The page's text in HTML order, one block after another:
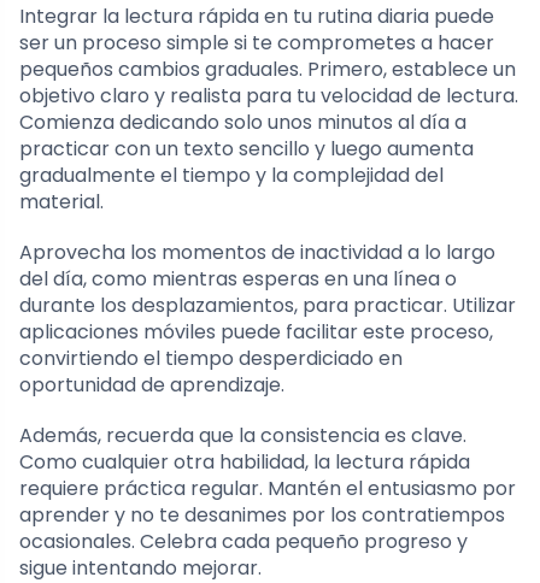
Integrar la lectura rápida en tu rutina diaria puede
ser un proceso simple si te comprometes a hacer
pequeños cambios graduales. Primero, establece un
objetivo claro y realista para tu velocidad de lectura.
Comienza dedicando solo unos minutos al día a
practicar con un texto sencillo y luego aumenta
gradualmente el tiempo y la complejidad del
material.
Aprovecha los momentos de inactividad a lo largo
del día, como mientras esperas en una línea o
durante los desplazamientos, para practicar. Utilizar
aplicaciones móviles puede facilitar este proceso,
convirtiendo el tiempo desperdiciado en
oportunidad de aprendizaje.
Además, recuerda que la consistencia es clave.
Como cualquier otra habilidad, la lectura rápida
requiere práctica regular. Mantén el entusiasmo por
aprender y no te desanimes por los contratiempos
ocasionales. Celebra cada pequeño progreso y
sigue intentando mejorar.